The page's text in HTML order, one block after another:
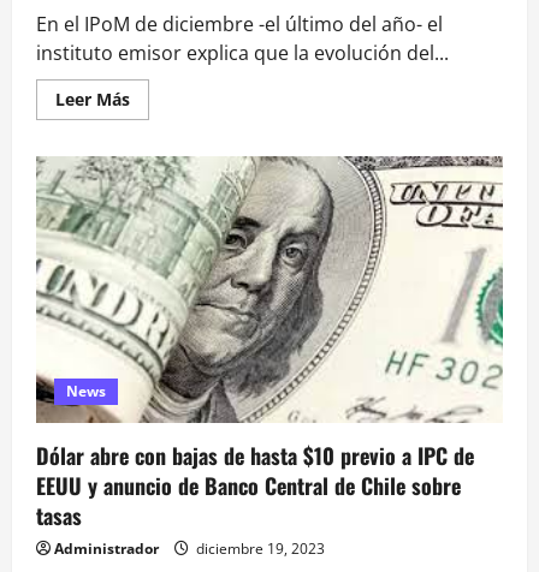
En el IPoM de diciembre -el último del año- el
instituto emisor explica que la evolución del...
Leer MásLeer
más
Banco
Central
enfatiza
que
Chile
se
despedirá
del
año
2023
«con
nulo
crecimiento»
News
Dólar abre con bajas de hasta $10 previo a IPC de
EEUU y anuncio de Banco Central de Chile sobre
tasas
Administrador diciembre 19, 2023